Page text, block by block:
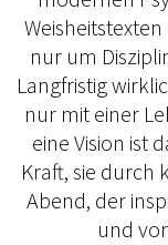
nur um
Langfristig
nur mit einer
eine Vision ist
Kraft, sie durch
Abend, der
und